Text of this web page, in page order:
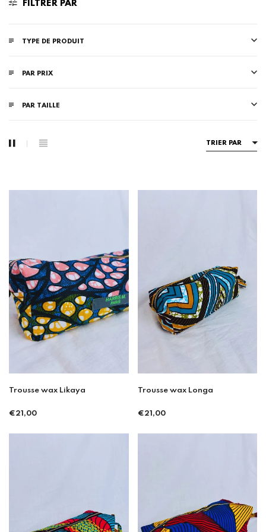
TRIER PAR
FILTRER PAR
TYPE DE PRODUIT
PAR PRIX
PAR TAILLE
Trousse wax Likaya
Prix
€21,00
Trousse wax Longa
Prix
€21,00